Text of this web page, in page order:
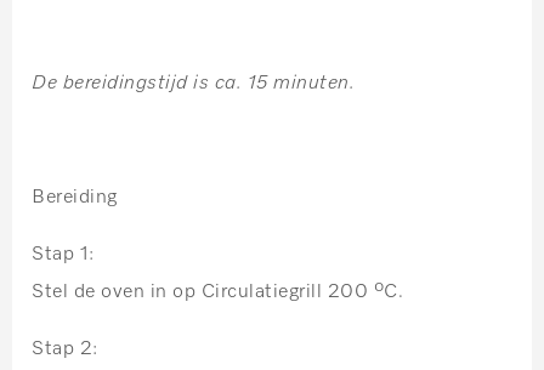
De bereidingstijd is ca. 15 minuten.
Bereiding
Stap 1:
Stel de oven in op Circulatiegrill 200 ºC.
Stap 2: